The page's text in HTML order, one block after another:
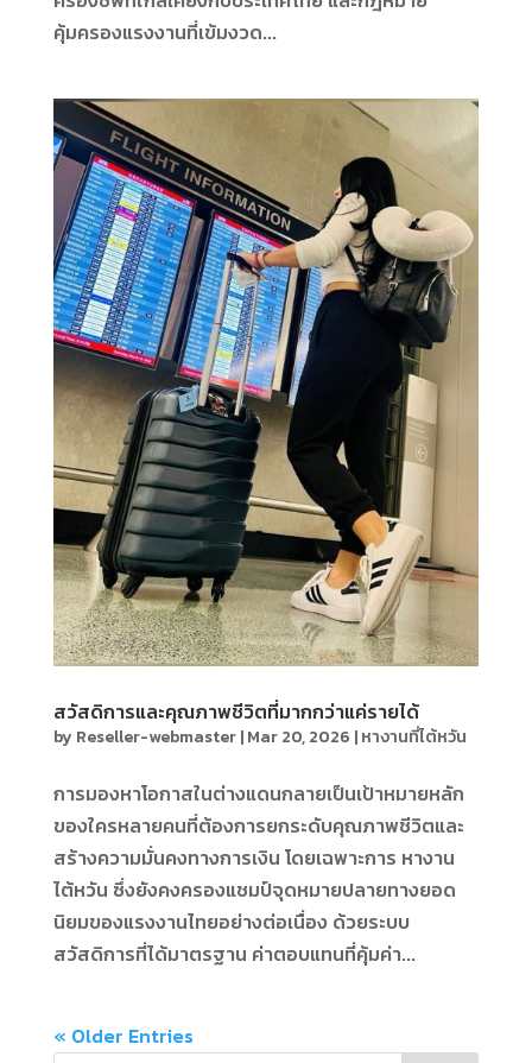
คุ้มครองแรงงานที่เข้มงวด...
สวัสดิการและคุณภาพชีวิตที่มากกว่าแค่รายได้
by Reseller-webmaster|Mar 20, 2026 |หางานที่ไต้หวัน
การมองหาโอกาสในต่างแดนกลายเป็นเป้าหมายหลัก
ของใครหลายคนที่ต้องการยกระดับคุณภาพชีวิตและ
สร้างความมั่นคงทางการเงิน โดยเฉพาะการ หางาน
ไต้หวัน ซึ่งยังคงครองแชมป์จุดหมายปลายทางยอด
นิยมของแรงงานไทยอย่างต่อเนื่อง ด้วยระบบ
สวัสดิการที่ได้มาตรฐาน ค่าตอบแทนที่คุ้มค่า...
« Older Entries